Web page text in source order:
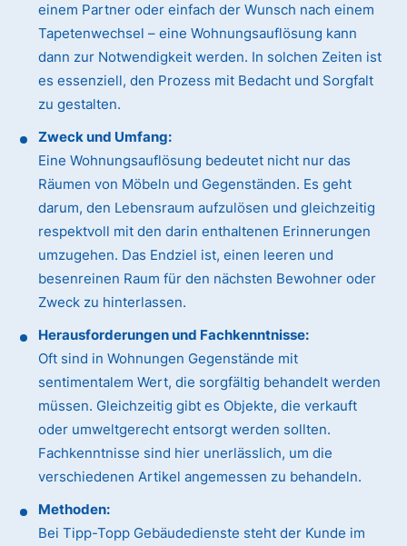
einem Partner oder einfach der Wunsch nach einem
Tapetenwechsel – eine Wohnungsauflösung kann
dann zur Notwendigkeit werden. In solchen Zeiten ist
es essenziell, den Prozess mit Bedacht und Sorgfalt
zu gestalten.
Zweck und Umfang:
Eine Wohnungsauflösung bedeutet nicht nur das
Räumen von Möbeln und Gegenständen. Es geht
darum, den Lebensraum aufzulösen und gleichzeitig
respektvoll mit den darin enthaltenen Erinnerungen
umzugehen. Das Endziel ist, einen leeren und
besenreinen Raum für den nächsten Bewohner oder
Zweck zu hinterlassen.
Herausforderungen und Fachkenntnisse:
Oft sind in Wohnungen Gegenstände mit
sentimentalem Wert, die sorgfältig behandelt werden
müssen. Gleichzeitig gibt es Objekte, die verkauft
oder umweltgerecht entsorgt werden sollten.
Fachkenntnisse sind hier unerlässlich, um die
verschiedenen Artikel angemessen zu behandeln.
Methoden:
Bei Tipp-Topp Gebäudedienste steht der Kunde im